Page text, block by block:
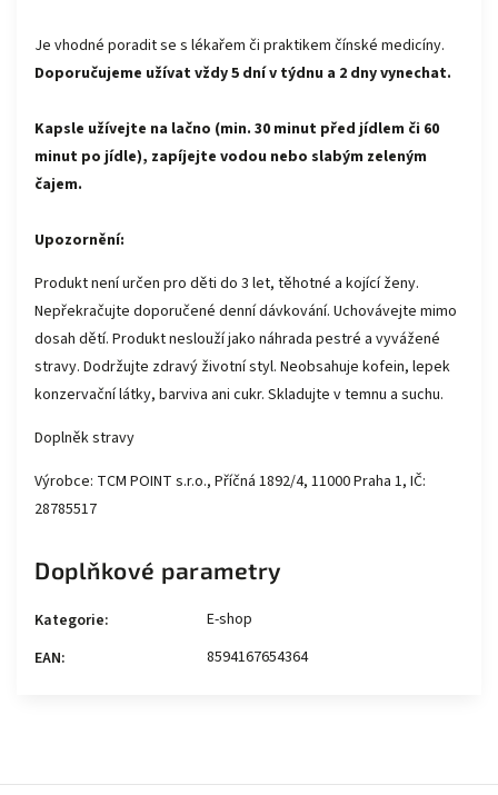
Je vhodné poradit se s lékařem či praktikem čínské medicíny.
Doporučujeme užívat vždy 5 dní v týdnu a 2 dny vynechat.
Kapsle užívejte na lačno (min. 30 minut před jídlem či 60
minut po jídle), zapíjejte vodou nebo slabým zeleným
čajem.
Upozornění:
Produkt není určen pro děti do 3 let, těhotné a kojící ženy.
Nepřekračujte doporučené denní dávkování. Uchovávejte mimo
dosah dětí. Produkt neslouží jako náhrada pestré a vyvážené
stravy. Dodržujte zdravý životní styl. Neobsahuje kofein, lepek
konzervační látky, barviva ani cukr. Skladujte v temnu a suchu.
Doplněk stravy
Výrobce: TCM POINT s.r.o., Příčná 1892/4, 11000 Praha 1, IČ:
28785517
Doplňkové parametry
Kategorie:
E-shop
EAN: 8594167654364